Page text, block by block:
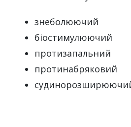
знеболюючий
біостимулюючий
протизапальний
протинабряковий